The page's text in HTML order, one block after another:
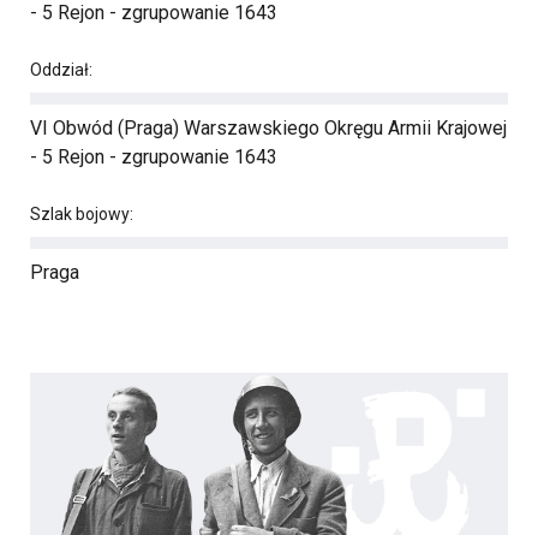
- 5 Rejon - zgrupowanie 1643
Oddział:
VI Obwód (Praga) Warszawskiego Okręgu Armii Krajowej
- 5 Rejon - zgrupowanie 1643
Szlak bojowy:
Praga